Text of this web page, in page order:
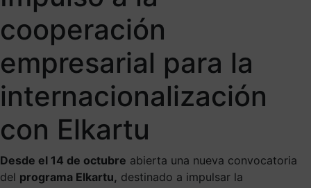
cooperación
empresarial para la
internacionalización
con Elkartu
Desde el 14 de octubre abierta una nueva convocatoria
del programa Elkartu, destinado a impulsar la